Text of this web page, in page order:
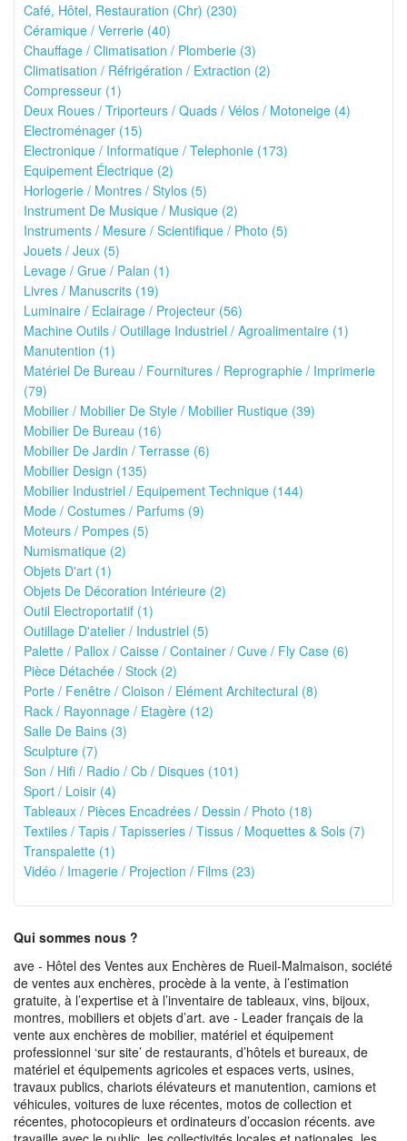
Café, Hôtel, Restauration (Chr) (230)
Céramique / Verrerie (40)
Chauffage / Climatisation / Plomberie (3)
Climatisation / Réfrigération / Extraction (2)
Compresseur (1)
Deux Roues / Triporteurs / Quads / Vélos / Motoneige (4)
Electroménager (15)
Electronique / Informatique / Telephonie (173)
Equipement Électrique (2)
Horlogerie / Montres / Stylos (5)
Instrument De Musique / Musique (2)
Instruments / Mesure / Scientifique / Photo (5)
Jouets / Jeux (5)
Levage / Grue / Palan (1)
Livres / Manuscrits (19)
Luminaire / Eclairage / Projecteur (56)
Machine Outils / Outillage Industriel / Agroalimentaire (1)
Manutention (1)
Matériel De Bureau / Fournitures / Reprographie / Imprimerie
(79)
Mobilier / Mobilier De Style / Mobilier Rustique (39)
Mobilier De Bureau (16)
Mobilier De Jardin / Terrasse (6)
Mobilier Design (135)
Mobilier Industriel / Equipement Technique (144)
Mode / Costumes / Parfums (9)
Moteurs / Pompes (5)
Numismatique (2)
Objets D'art (1)
Objets De Décoration Intérieure (2)
Outil Electroportatif (1)
Outillage D'atelier / Industriel (5)
Palette / Pallox / Caisse / Container / Cuve / Fly Case (6)
Pièce Détachée / Stock (2)
Porte / Fenêtre / Cloison / Elément Architectural (8)
Rack / Rayonnage / Etagère (12)
Salle De Bains (3)
Sculpture (7)
Son / Hifi / Radio / Cb / Disques (101)
Sport / Loisir (4)
Tableaux / Pièces Encadrées / Dessin / Photo (18)
Textiles / Tapis / Tapisseries / Tissus / Moquettes & Sols (7)
Transpalette (1)
Vidéo / Imagerie / Projection / Films (23)
Qui sommes nous ?
ave - Hôtel des Ventes aux Enchères de Rueil-Malmaison, société
de ventes aux enchères, procède à la vente, à l’estimation
gratuite, à l’expertise et à l’inventaire de tableaux, vins, bijoux,
montres, mobiliers et objets d’art. ave - Leader français de la
vente aux enchères de mobilier, matériel et équipement
professionnel ‘sur site’ de restaurants, d’hôtels et bureaux, de
matériel et équipements agricoles et espaces verts, usines,
travaux publics, chariots élévateurs et manutention, camions et
véhicules, voitures de luxe récentes, motos de collection et
récentes, photocopieurs et ordinateurs d’occasion récents. ave